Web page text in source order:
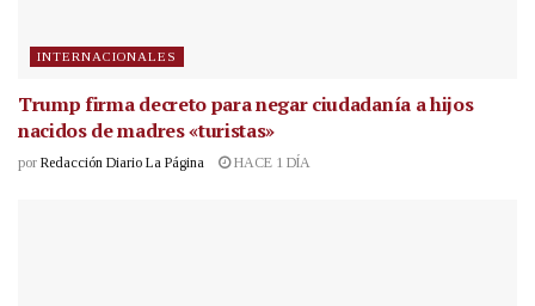
INTERNACIONALES
Trump firma decreto para negar ciudadanía a hijos
nacidos de madres «turistas»
por Redacción Diario La Página HACE 1 DÍA